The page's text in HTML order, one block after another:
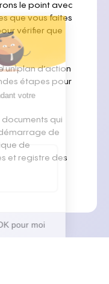
le point avec
que vous faites
vérifier que
un plan d’action
étapes pour
qui
de
de
et registre des